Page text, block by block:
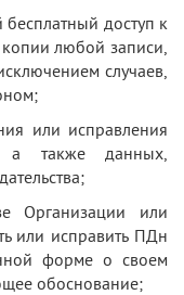
доступ к
любой записи,
случаев,
исправления
также данных,
или
или исправить ПДн
форме о своем
обоснование;